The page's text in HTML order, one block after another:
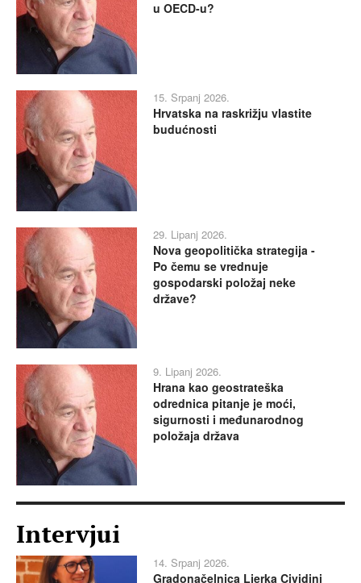
u OECD-u?
15. Srpanj 2026.
Hrvatska na raskrižju vlastite
budućnosti
29. Lipanj 2026.
Nova geopolitička strategija -
Po čemu se vrednuje
gospodarski položaj neke
države?
9. Lipanj 2026.
Hrana kao geostrateška
odrednica pitanje je moći,
sigurnosti i međunarodnog
položaja država
Intervjui
14. Srpanj 2026.
Gradonačelnica Ljerka Cividini